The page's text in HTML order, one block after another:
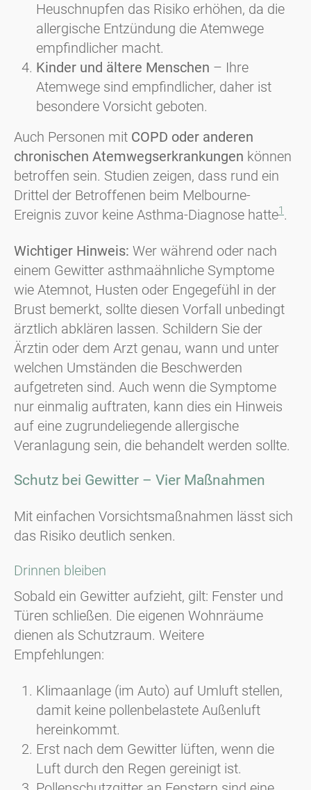
Heuschnupfen das Risiko erhöhen, da die
allergische Entzündung die Atemwege
empfindlicher macht.
Kinder und ältere Menschen – Ihre
Atemwege sind empfindlicher, daher ist
besondere Vorsicht geboten.
Auch Personen mit COPD oder anderen
chronischen Atemwegserkrankungen können
betroffen sein. Studien zeigen, dass rund ein
Drittel der Betroffenen beim Melbourne-
Ereignis zuvor keine Asthma-Diagnose hatte1 .
Wichtiger Hinweis: Wer während oder nach
einem Gewitter asthmaähnliche Symptome
wie Atemnot, Husten oder Engegefühl in der
Brust bemerkt, sollte diesen Vorfall unbedingt
ärztlich abklären lassen. Schildern Sie der
Ärztin oder dem Arzt genau, wann und unter
welchen Umständen die Beschwerden
aufgetreten sind. Auch wenn die Symptome
nur einmalig auftraten, kann dies ein Hinweis
auf eine zugrundeliegende allergische
Veranlagung sein, die behandelt werden sollte.
Schutz bei Gewitter – Vier Maßnahmen
Mit einfachen Vorsichtsmaßnahmen lässt sich
das Risiko deutlich senken.
Drinnen bleiben
Sobald ein Gewitter aufzieht, gilt: Fenster und
Türen schließen. Die eigenen Wohnräume
dienen als Schutzraum. Weitere
Empfehlungen:
Klimaanlage (im Auto) auf Umluft stellen,
damit keine pollenbelastete Außenluft
hereinkommt.
Erst nach dem Gewitter lüften, wenn die
Luft durch den Regen gereinigt ist.